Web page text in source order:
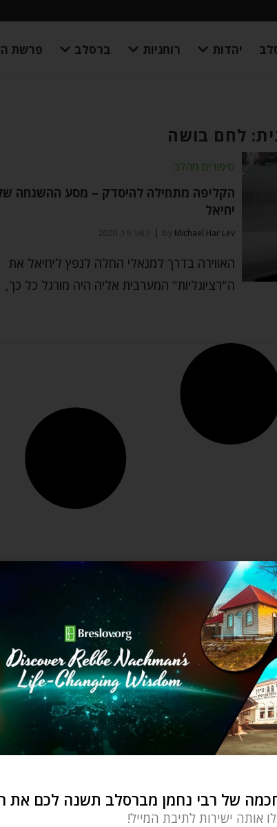
יהדות רוחניות ברסלב פרשת
לחם בושה
סיפורים מהלב
הקליפה מתחילה להיסדק – מסע ההשגחה
יחיאל
by Michael Har Lev ינואר 19, 2020
האווירה בדרך למנאלי החלה לנפץ ליחיאל את
ה"רציונליות" המערבית אליה היה מורגל כל כך,
של רבי נחמן מברסלב תשנה לכם את
אותה ישירות לתיבת המייל!